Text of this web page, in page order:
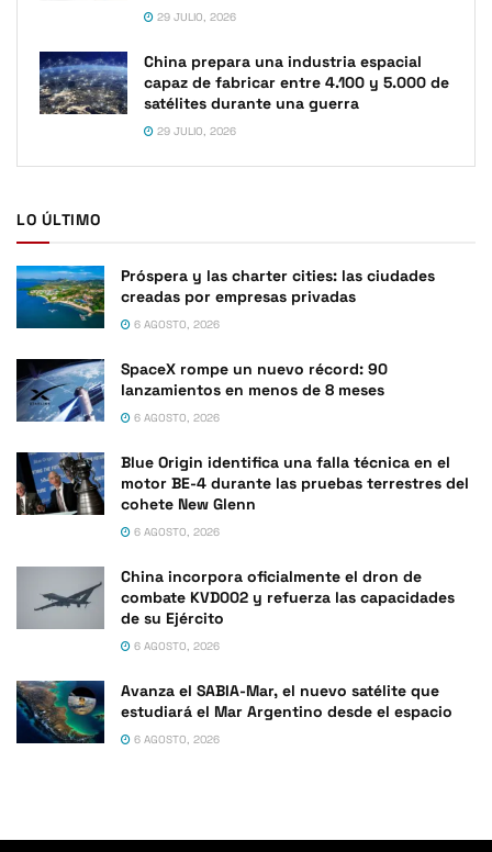
29 JULIO, 2026
China prepara una industria espacial
capaz de fabricar entre 4.100 y 5.000 de
satélites durante una guerra
29 JULIO, 2026
LO ÚLTIMO
Próspera y las charter cities: las ciudades
creadas por empresas privadas
6 AGOSTO, 2026
SpaceX rompe un nuevo récord: 90
lanzamientos en menos de 8 meses
6 AGOSTO, 2026
Blue Origin identifica una falla técnica en el
motor BE-4 durante las pruebas terrestres del
cohete New Glenn
6 AGOSTO, 2026
China incorpora oficialmente el dron de
combate KVD002 y refuerza las capacidades
de su Ejército
6 AGOSTO, 2026
Avanza el SABIA-Mar, el nuevo satélite que
estudiará el Mar Argentino desde el espacio
6 AGOSTO, 2026